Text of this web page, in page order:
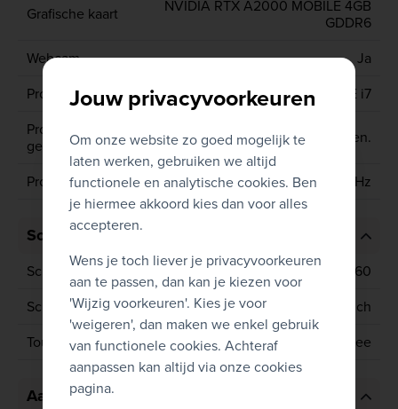
Grafische kaart
NVIDIA RTX A2000 MOBILE 4GB
GDDR6
Webcam
Ja
Processor type
CORE i7
Processor
generatie
11de gen.
Processor 11850H 2.5 GHz
Scherm
Schermresolutie
3840x2160
Schermgrootte
15.6 inch
Touchscreen
Nee
Aansluitingen
Jouw privacyvoorkeuren
Om onze website zo goed mogelijk te
laten werken, gebruiken we altijd
functionele en analytische cookies. Ben
je hiermee akkoord kies dan voor alles
accepteren.
Wens je toch liever je privacyvoorkeuren
aan te passen, dan kan je kiezen voor
'Wijzig voorkeuren'. Kies je voor
'weigeren', dan maken we enkel gebruik
van functionele cookies. Achteraf
aanpassen kan altijd via onze cookies
pagina.